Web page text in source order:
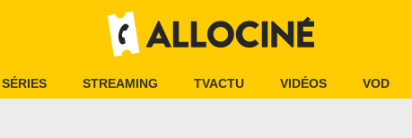
SÉRIES STREAMING TVACTU VIDÉOS VOD